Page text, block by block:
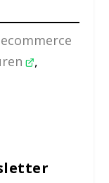
ecommerce